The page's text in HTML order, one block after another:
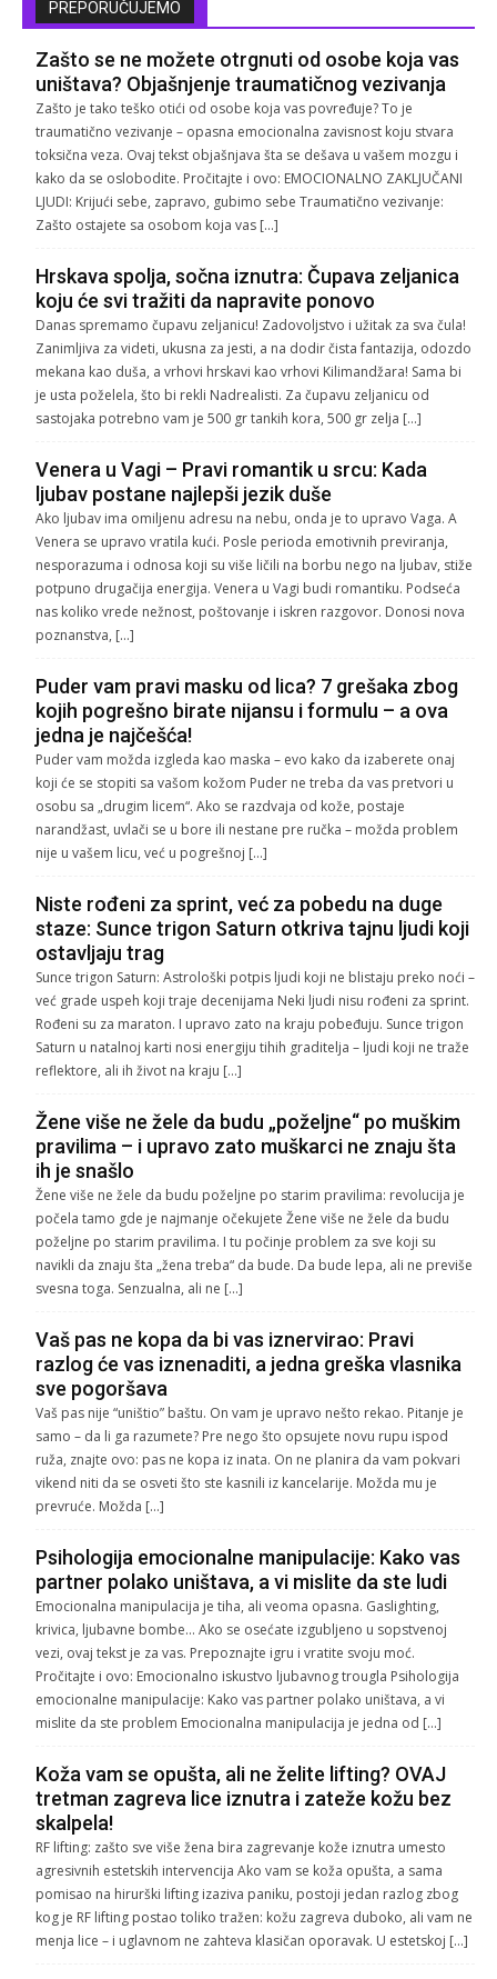
PREPORUČUJEMO
Zašto se ne možete otrgnuti od osobe koja vas
uništava? Objašnjenje traumatičnog vezivanja
Zašto je tako teško otići od osobe koja vas povređuje? To je
traumatično vezivanje – opasna emocionalna zavisnost koju stvara
toksična veza. Ovaj tekst objašnjava šta se dešava u vašem mozgu i
kako da se oslobodite. Pročitajte i ovo: EMOCIONALNO ZAKLJUČANI
LJUDI: Krijući sebe, zapravo, gubimo sebe Traumatično vezivanje:
Zašto ostajete sa osobom koja vas […]
Hrskava spolja, sočna iznutra: Čupava zeljanica
koju će svi tražiti da napravite ponovo
Danas spremamo čupavu zeljanicu! Zadovoljstvo i užitak za sva čula!
Zanimljiva za videti, ukusna za jesti, a na dodir čista fantazija, odozdo
mekana kao duša, a vrhovi hrskavi kao vrhovi Kilimandžara! Sama bi
je usta poželela, što bi rekli Nadrealisti. Za čupavu zeljanicu od
sastojaka potrebno vam je 500 gr tankih kora, 500 gr zelja […]
Venera u Vagi – Pravi romantik u srcu: Kada
ljubav postane najlepši jezik duše
Ako ljubav ima omiljenu adresu na nebu, onda je to upravo Vaga. A
Venera se upravo vratila kući. Posle perioda emotivnih previranja,
nesporazuma i odnosa koji su više ličili na borbu nego na ljubav, stiže
potpuno drugačija energija. Venera u Vagi budi romantiku. Podseća
nas koliko vrede nežnost, poštovanje i iskren razgovor. Donosi nova
poznanstva, […]
Puder vam pravi masku od lica? 7 grešaka zbog
kojih pogrešno birate nijansu i formulu – a ova
jedna je najčešća!
Puder vam možda izgleda kao maska – evo kako da izaberete onaj
koji će se stopiti sa vašom kožom Puder ne treba da vas pretvori u
osobu sa „drugim licem“. Ako se razdvaja od kože, postaje
narandžast, uvlači se u bore ili nestane pre ručka – možda problem
nije u vašem licu, već u pogrešnoj […]
Niste rođeni za sprint, već za pobedu na duge
staze: Sunce trigon Saturn otkriva tajnu ljudi koji
ostavljaju trag
Sunce trigon Saturn: Astrološki potpis ljudi koji ne blistaju preko noći –
već grade uspeh koji traje decenijama Neki ljudi nisu rođeni za sprint.
Rođeni su za maraton. I upravo zato na kraju pobeđuju. Sunce trigon
Saturn u natalnoj karti nosi energiju tihih graditelja – ljudi koji ne traže
reflektore, ali ih život na kraju […]
Žene više ne žele da budu „poželjne“ po muškim
pravilima – i upravo zato muškarci ne znaju šta
ih je snašlo
Žene više ne žele da budu poželjne po starim pravilima: revolucija je
počela tamo gde je najmanje očekujete Žene više ne žele da budu
poželjne po starim pravilima. I tu počinje problem za sve koji su
navikli da znaju šta „žena treba“ da bude. Da bude lepa, ali ne previše
svesna toga. Senzualna, ali ne […]
Vaš pas ne kopa da bi vas iznervirao: Pravi
razlog će vas iznenaditi, a jedna greška vlasnika
sve pogoršava
Vaš pas nije “uništio” baštu. On vam je upravo nešto rekao. Pitanje je
samo – da li ga razumete? Pre nego što opsujete novu rupu ispod
ruža, znajte ovo: pas ne kopa iz inata. On ne planira da vam pokvari
vikend niti da se osveti što ste kasnili iz kancelarije. Možda mu je
prevruće. Možda […]
Psihologija emocionalne manipulacije: Kako vas
partner polako uništava, a vi mislite da ste ludi
Emocionalna manipulacija je tiha, ali veoma opasna. Gaslighting,
krivica, ljubavne bombe… Ako se osećate izgubljeno u sopstvenoj
vezi, ovaj tekst je za vas. Prepoznajte igru i vratite svoju moć.
Pročitajte i ovo: Emocionalno iskustvo ljubavnog trougla Psihologija
emocionalne manipulacije: Kako vas partner polako uništava, a vi
mislite da ste problem Emocionalna manipulacija je jedna od […]
Koža vam se opušta, ali ne želite lifting? OVAJ
tretman zagreva lice iznutra i zateže kožu bez
skalpela!
RF lifting: zašto sve više žena bira zagrevanje kože iznutra umesto
agresivnih estetskih intervencija Ako vam se koža opušta, a sama
pomisao na hirurški lifting izaziva paniku, postoji jedan razlog zbog
kog je RF lifting postao toliko tražen: kožu zagreva duboko, ali vam ne
menja lice – i uglavnom ne zahteva klasičan oporavak. U estetskoj […]